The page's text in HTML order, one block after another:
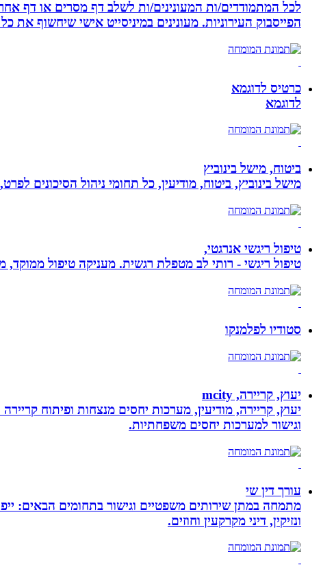
לכל המתמודדים/ות המעונינים/ות לשלב דף מסרים או דף
הפייסבוק העירוניות. מעונינים במיניסייט אישי שיחשוף את כל הקמפיין שלכם ב 14 קישורים?
כרטיס לדוגמא
לדוגמא
ביטוח, מישל בינוביץ
מישל בינוביץ, ביטוח, מודיעין, כל תחומי ניהול הסיכונים
טיפול ריגשי אנרגטי,
טיפול ריגשי - רותי לב מטפלת רגשית. מעניקה טיפול ממוקד,
סטודיו לפלמנקו
יעוץ, קריירה, mcity
יעוץ, קריירה, מודיעין, מערכות יחסים מנצחות ופיתוח
וגישור למערכות יחסים משפחתיות.
עורך דין שי
מתמחה במתן שירותים משפטיים וגישור בתחומים הבאים:
ונזיקין, דיני מקרקעין וחוזים.